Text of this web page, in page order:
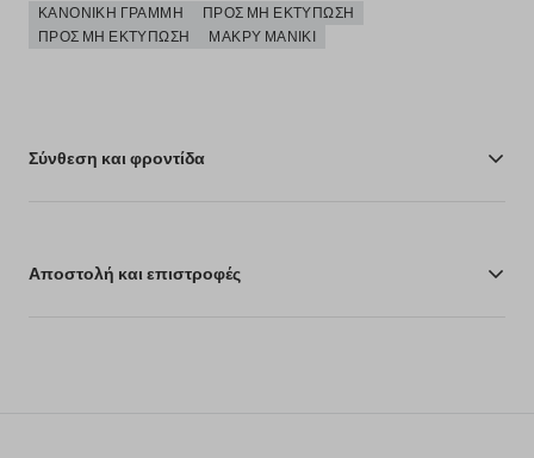
ΚΑΝΟΝΙΚΉ ΓΡΑΜΜΉ
ΠΡΟΣ ΜΗ ΕΚΤΎΠΩΣΗ
ΠΡΟΣ ΜΗ ΕΚΤΎΠΩΣΗ
ΜΑΚΡΎ ΜΑΝΊΚΙ
Σύνθεση και φροντίδα
Αποστολή και επιστροφές